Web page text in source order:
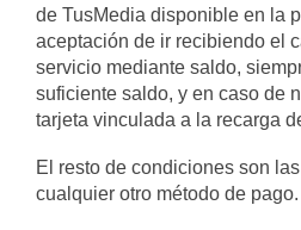
de TusMedia disponible en la
aceptación de ir recibiendo el
servicio mediante saldo,
suficiente saldo, y en caso de
tarjeta vinculada a la recarga
El resto de condiciones son
cualquier otro método de pago.